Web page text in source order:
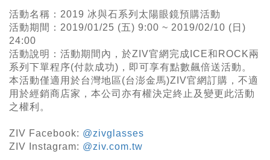
活動名稱：2019 冰與石系列太陽眼鏡預購活動
活動期間：2019/01/25 (五) 9:00 ~ 2019/02/10 (日)
24:00
活動說明：活動期間內，於ZIV官網完成ICE和ROCK兩
系列下單程序(付款成功)，即可享有點數飆倍送活動。
本活動僅適用於台灣地區(台澎金馬)ZIV官網訂購，不適
用於經銷商店家，本公司亦有權決定終止及變更此活動
之權利。
ZIV Facebook: @zivglasses
ZIV Instagram: @ziv.com.tw